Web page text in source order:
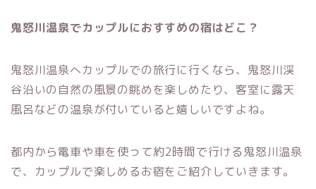
鬼怒川温泉でカップルにおすすめの宿はどこ？
鬼怒川温泉へカップルでの旅行に行くなら、鬼怒川渓
谷沿いの自然の風景の眺めを楽しめたり、客室に露天
風呂などの温泉が付いていると嬉しいですよね。
都内から電車や車を使って約2時間で行ける鬼怒川温泉
で、カップルで楽しめるお宿をご紹介していきます。